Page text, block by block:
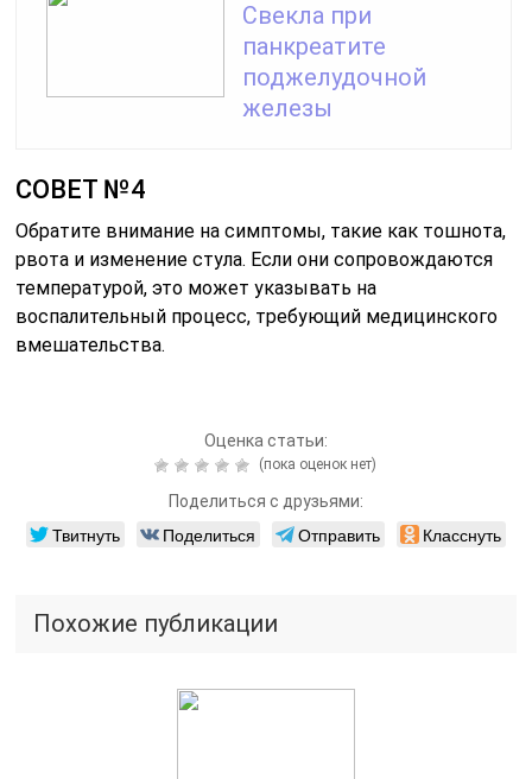
Свекла при
панкреатите
поджелудочной
железы
СОВЕТ №4
Обратите внимание на симптомы, такие как тошнота,
рвота и изменение стула. Если они сопровождаются
температурой, это может указывать на
воспалительный процесс, требующий медицинского
вмешательства.
Оценка статьи:
(пока оценок нет)
Поделиться с друзьями:
Твитнуть Поделиться Отправить Класснуть
Похожие публикации